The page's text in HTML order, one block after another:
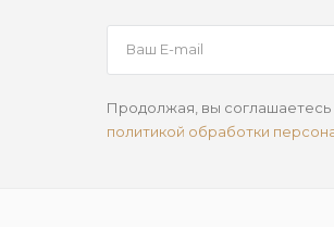
Продолжая, вы соглашаетесь
политикой обработки